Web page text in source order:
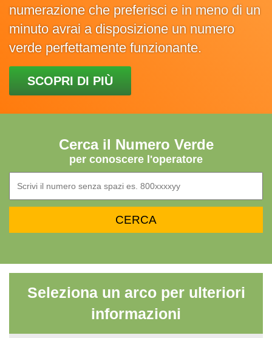
numerazione che preferisci e in meno di un
minuto avrai a disposizione un numero
verde perfettamente funzionante.
SCOPRI DI PIÙ
Cerca il Numero Verde
per conoscere l'operatore
Seleziona un arco per ulteriori
informazioni